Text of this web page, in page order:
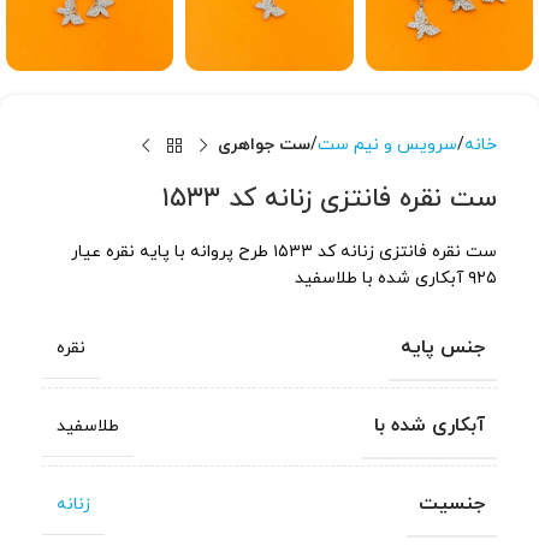
خانه سرویس و نیم ست ست جواهری
ست نقره فانتزی زنانه کد ۱۵۳۳
ست نقره فانتزی زنانه کد ۱۵۳۳ طرح پروانه با پایه نقره عیار
۹۲۵ آبکاری شده با طلاسفید
جنس پایه نقره
آبکاری شده با طلاسفید
جنسیت زنانه